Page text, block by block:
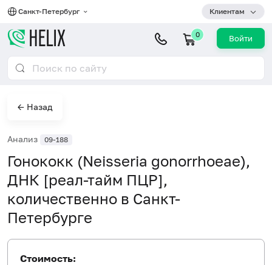
Санкт-Петербург Клиентам
0 Войти
← Назад
Анализ 09-188
Гонококк (Neisseria gonorrhoeae),
ДНК [реал-тайм ПЦР],
количественно в Санкт-
Петербурге
Стоимость: